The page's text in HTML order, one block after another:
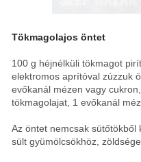
Tökmagolajos öntet
100 g héjnélküli tökmagot
elektromos aprítóval zúzzuk
evőkanál mézen vagy
tökmagolajat, 1 evőkanál
Az öntet nemcsak sütőtökből
sült gyümölcsökhöz,